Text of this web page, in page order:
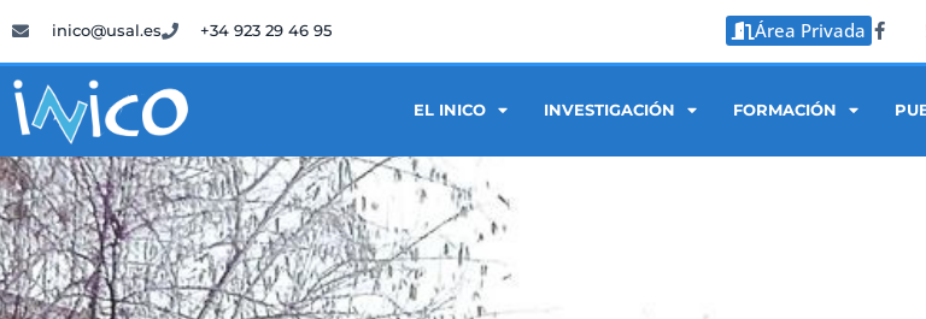
inico@usal.es +34 923 29 46 95 Área Privada
EL INICO INVESTIGACIÓN FORMACIÓN